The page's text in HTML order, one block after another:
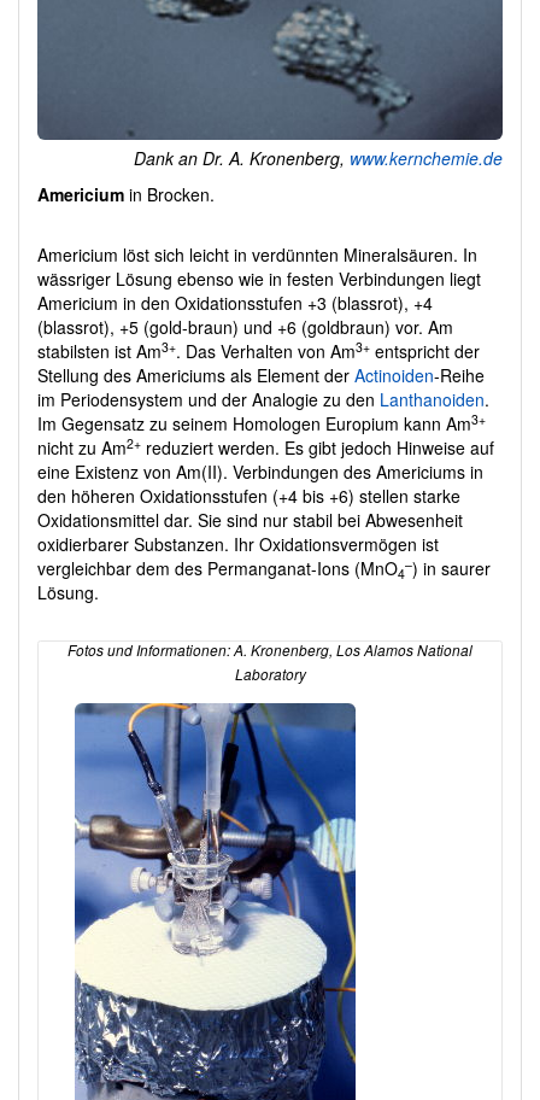
Dank an Dr. A. Kronenberg, www.kernchemie.de
Americium in Brocken.
Americium löst sich leicht in verdünnten Mineralsäuren. In
wässriger Lösung ebenso wie in festen Verbindungen liegt
Americium in den Oxidationsstufen +3 (blassrot), +4
(blassrot), +5 (gold-braun) und +6 (goldbraun) vor. Am
stabilsten ist Am3+. Das Verhalten von Am3+ entspricht der
Stellung des Americiums als Element der Actinoiden-Reihe
im Periodensystem und der Analogie zu den Lanthanoiden.
Im Gegensatz zu seinem Homologen Europium kann Am3+
nicht zu Am2+ reduziert werden. Es gibt jedoch Hinweise auf
eine Existenz von Am(II). Verbindungen des Americiums in
den höheren Oxidationsstufen (+4 bis +6) stellen starke
Oxidationsmittel dar. Sie sind nur stabil bei Abwesenheit
oxidierbarer Substanzen. Ihr Oxidationsvermögen ist
vergleichbar dem des Permanganat-Ions (MnO4
–) in saurer
Lösung.
Fotos und Informationen: A. Kronenberg, Los Alamos National
Laboratory